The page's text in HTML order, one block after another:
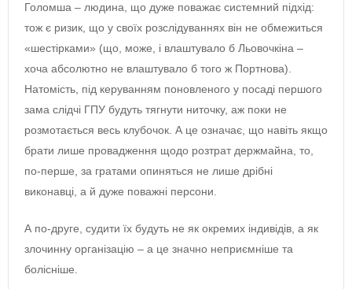
Голомша – людина, що дуже поважає системний підхід:
тож є ризик, що у своїх розслідуваннях він не обмежиться
«шестірками» (що, може, і влаштувало б Льовочкіна –
хоча абсолютно не влаштувало б того ж Портнова).
Натомість, під керуванням поновленого у посаді першого
зама слідчі ГПУ будуть тягнути ниточку, аж поки не
розмотається весь клубочок. А це означає, що навіть якщо
брати лише провадження щодо розтрат держмайна, то,
по-перше, за гратами опиняться не лише дрібні
виконавці, а й дуже поважні персони.
А по-друге, судити їх будуть не як окремих індивідів, а як
злочинну організацію – а це значно неприємніше та
болісніше.